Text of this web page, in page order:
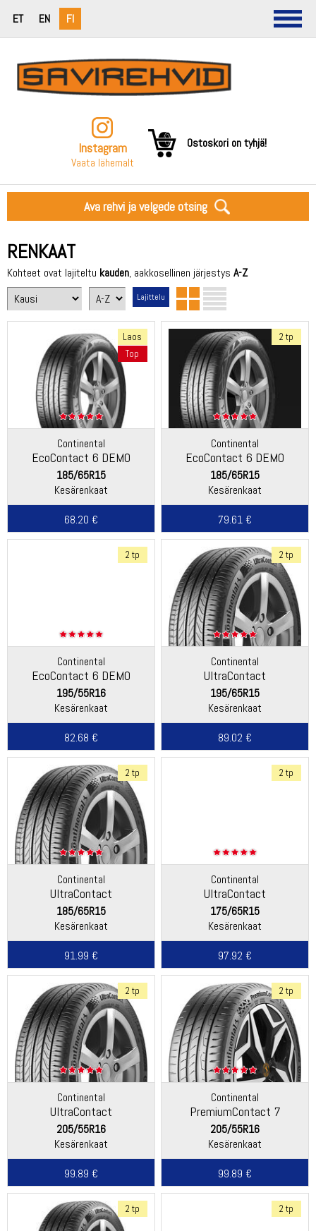
ET EN FI
Instagram
Vaata lähemalt
Ostoskori on tyhjä!
Ava rehvi ja velgede otsing
RENKAAT
Kohteet ovat lajiteltu kauden, aakkosellinen järjestys A-Z
Laos
Top
Continental
EcoContact 6 DEMO
185/65R15
Kesärenkaat
68.20 €
2 tp
Continental
EcoContact 6 DEMO
185/65R15
Kesärenkaat
79.61 €
2 tp
Continental
EcoContact 6 DEMO
195/55R16
Kesärenkaat
82.68 €
2 tp
Continental
UltraContact
195/65R15
Kesärenkaat
89.02 €
2 tp
Continental
UltraContact
185/65R15
Kesärenkaat
91.99 €
2 tp
Continental
UltraContact
175/65R15
Kesärenkaat
97.92 €
2 tp
Continental
UltraContact
205/55R16
Kesärenkaat
99.89 €
2 tp
Continental
PremiumContact 7
205/55R16
Kesärenkaat
99.89 €
2 tp 2 tp